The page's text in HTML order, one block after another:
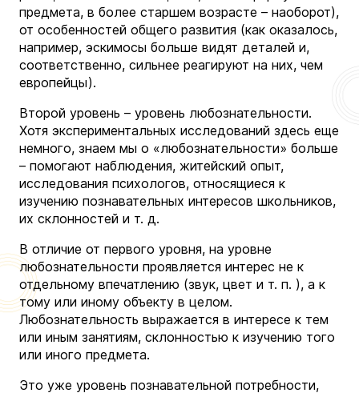
предмета, в более старшем возрасте – наоборот),
от особенностей общего развития (как оказалось,
например, эскимосы больше видят деталей и,
соответственно, сильнее реагируют на них, чем
европейцы).
Второй уровень – уровень любознательности.
Хотя экспериментальных исследований здесь еще
немного, знаем мы о «любознательности» больше
– помогают наблюдения, житейский опыт,
исследования психологов, относящиеся к
изучению познавательных интересов школьников,
их склонностей и т. д.
В отличие от первого уровня, на уровне
любознательности проявляется интерес не к
отдельному впечатлению (звук, цвет и т. п. ), а к
тому или иному объекту в целом.
Любознательность выражается в интересе к тем
или иным занятиям, склонностью к изучению того
или иного предмета.
Это уже уровень познавательной потребности,